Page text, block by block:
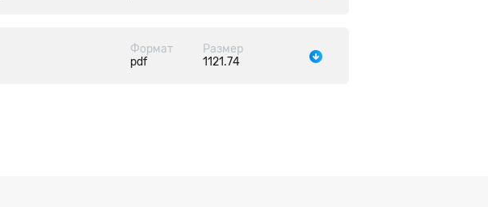
Формат
pdf
Размер
1121.74